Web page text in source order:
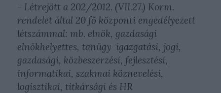
- Létrejött a 202/2012. (VII.27.) Korm.
rendelet által 20 fő központi engedélyezett
létszámmal: mb. elnök, gazdasági
elnökhelyettes, tanügy-igazgatási, jogi,
gazdasági, közbeszerzési, fejlesztési,
informatikai, szakmai köznevelési,
logisztikai, titkársági és HR